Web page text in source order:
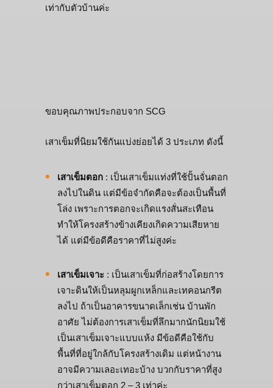
เท่ากับตัวบ้านค่ะ
ขอบคุณภาพประกอบจาก SCG
เสาเข็มที่นิยมใช้กันแบ่งย่อยได้ 3 ประเภท ดังนี้
เสาเข็มตอก : เป็นเสาเข็มแท่งที่ใช้ปั้นจั่นตอก
ลงไปในดิน แต่มีข้อจำกัดคือจะต้องเป็นพื้นที่
โล่ง เพราะการตอกจะเกิดแรงสั่นสะเทือน
ทำให้โครงสร้างข้างเคียงเกิดความเสียหาย
ได้ แต่มีข้อดีคือราคาที่ไม่สูงค่ะ
เสาเข็มเจาะ : เป็นเสาเข็มที่ก่อสร้างโดยการ
เจาะดินให้เป็นหลุมผูกเหล็กและเทคอนกรีต
ลงไป ถ้าเป็นอาคารขนาดเล็กเช่น บ้านพัก
อาศัย ไม่ต้องการเสาเข็มที่ลึกมากนักนิยมใช้
เป็นเสาเข็มเจาะแบบแห้ง มีข้อดีคือใช้กับ
พื้นที่ที่อยู่ใกล้กับโครงสร้างเดิม แต่หน้างาน
อาจมีความเลอะเทอะบ้าง บวกกับราคาที่สูง
กว่าเสาเข็มตอก 2 – 3 เท่าค่ะ